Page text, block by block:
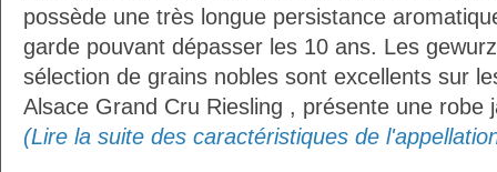
possède une très longue persistance
garde pouvant dépasser les 10 ans. Les
sélection de grains nobles sont excellents sur
Alsace Grand Cru Riesling , présente une robe
(Lire la suite des caractéristiques de